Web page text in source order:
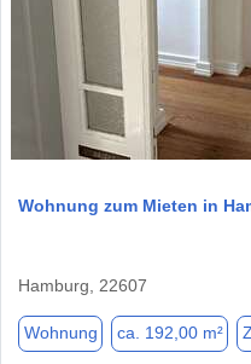
Wohnung zum Mieten in
Hamburg, 22607
Wohnung ca. 192,00 m²